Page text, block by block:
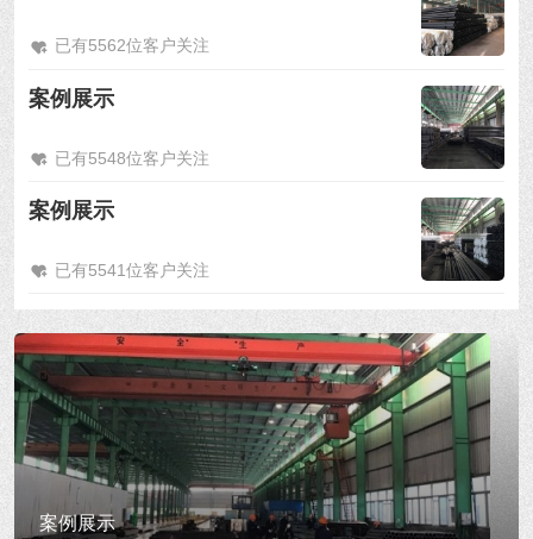
已有5562位客户关注
案例展示
已有5548位客户关注
案例展示
已有5541位客户关注
案例展示